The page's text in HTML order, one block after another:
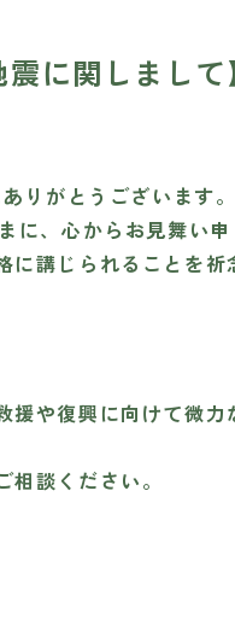
に関しまして
りがとうございます。
、心からお見舞い申
講じられることを
や復興に向けて微
談ください。